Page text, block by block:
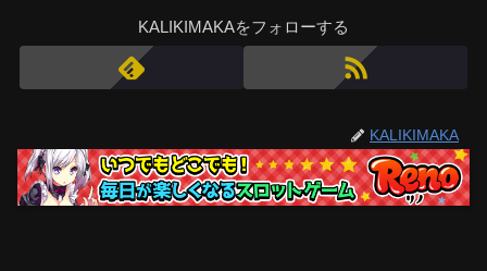
KALIKIMAKAをフォローする
KALIKIMAKA